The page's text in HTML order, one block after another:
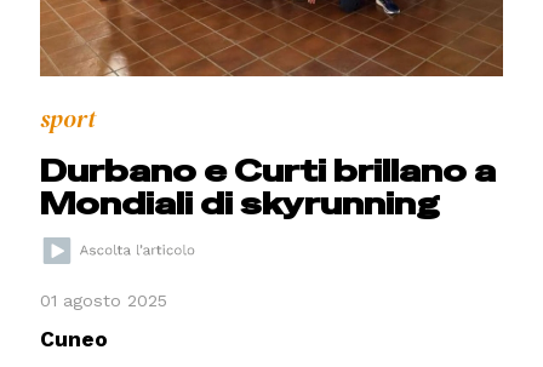
sport
Durbano e Curti brillano a
Mondiali di skyrunning
01 agosto 2025
Cuneo